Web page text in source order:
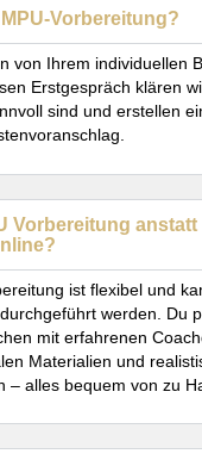
Vorbereitung?
von Ihrem individuellen
Erstgespräch klären
sind und erstellen
Vorbereitung anstatt
ist flexibel und
werden. Du
mit erfahrenen
Materialien und
– alles bequem von zu